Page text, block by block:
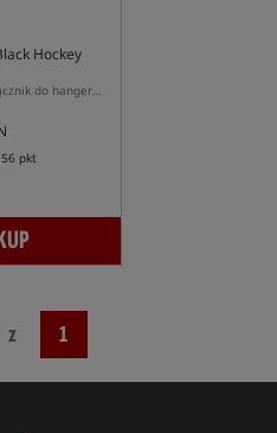
Hockey
Uniwersalny łącznik do hangerów z szybkozłączem magnetycznym
pkt
z 1